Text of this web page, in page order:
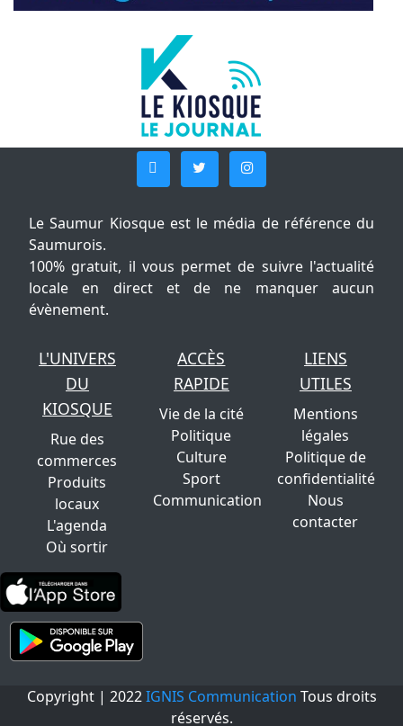
Le Saumur Kiosque est le média de référence du
Saumurois.
100% gratuit, il vous permet de suivre l'actualité
locale en direct et de ne manquer aucun
évènement.
L'UNIVERS
DU
KIOSQUE
Rue des
commerces
Produits
locaux
L'agenda
Où sortir
ACCÈS
RAPIDE
Vie de la cité
Politique
Culture
Sport
Communication
LIENS
UTILES
Mentions
légales
Politique de
confidentialité
Nous
contacter
Copyright | 2022IGNIS Communication Tous droits
réservés.